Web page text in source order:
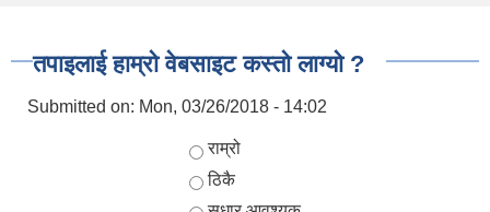
तपाइलाई हाम्रो वेबसाइट कस्तो लाग्यो ?
Submitted on: Mon, 03/26/2018 - 14:02
Choices
राम्रो
ठिकै